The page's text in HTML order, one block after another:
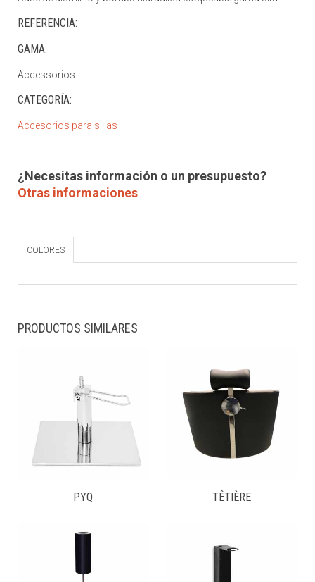
REFERENCIA:
GAMA:
Accessorios
CATEGORÍA:
Accesorios para sillas
¿Necesitas información o un presupuesto?
Otras informaciones
COLORES
PRODUCTOS SIMILARES
PYQ TÊTIÈRE